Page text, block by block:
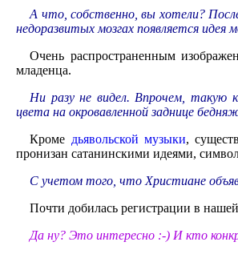
А что, собственно, вы хотели?
недоразвитых мозгах появляется идея
Очень распространенным
младенца.
Ни разу не видел. Впрочем,
цвета на окровавленной заднице
Кроме дьявольской музыки,
пронизан сатанинскими идеями,
С учетом того, что Христиане
Почти добилась регистрации в
Да ну? Это интересно :-) И кто